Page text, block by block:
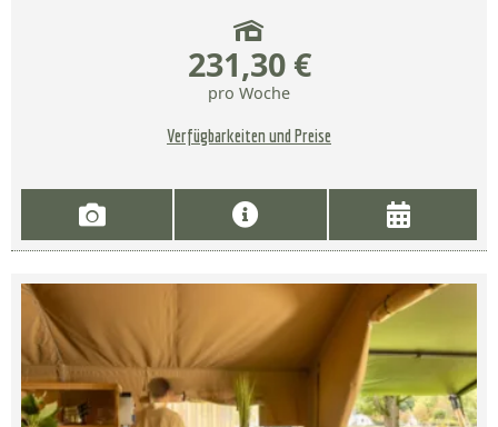
231,30 €
pro Woche
Verfügbarkeiten und Preise